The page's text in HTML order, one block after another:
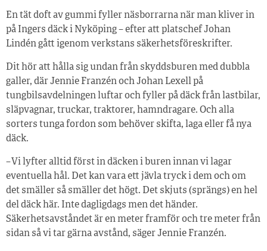
En tät doft av gummi fyller näsborrarna när man kliver in
på Ingers däck i Nyköping – efter att platschef Johan
Lindén gått igenom verkstans säkerhetsföreskrifter.
Dit hör att hålla sig undan från skyddsburen med dubbla
galler, där Jennie Franzén och Johan Lexell på
tungbilsavdelningen luftar och fyller på däck från lastbilar,
släpvagnar, truckar, traktorer, hamndragare. Och alla
sorters tunga fordon som behöver skifta, laga eller få nya
däck.
– Vi lyfter alltid först in däcken i buren innan vi lagar
eventuella hål. Det kan vara ett jävla tryck i dem och om
det smäller så smäller det högt. Det skjuts (sprängs) en hel
del däck här. Inte dagligdags men det händer.
Säkerhetsavståndet är en meter framför och tre meter från
sidan så vi tar gärna avstånd, säger Jennie Franzén.